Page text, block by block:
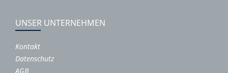
UNSER UNTERNEHMEN
Kontakt
Datenschutz
AGB